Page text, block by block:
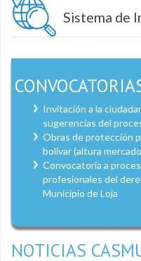
Sistema de
Invitación a la
sugerencias del
Obras de protección
bolívar (altura
Convocatoria a
profesionales del
Municipio de Loja
NOTICIAS